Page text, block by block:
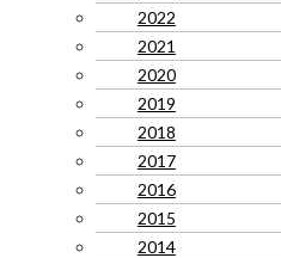
2022
2021
2020
2019
2018
2017
2016
2015
2014